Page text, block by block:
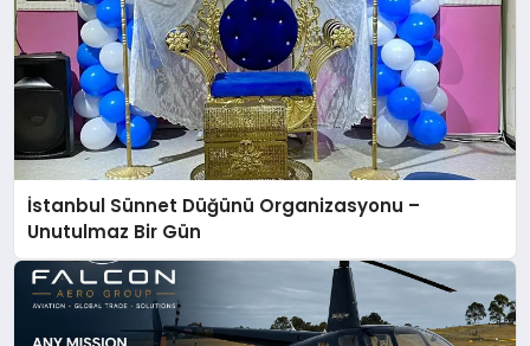
İstanbul Sünnet Düğünü Organizasyonu –
Unutulmaz Bir Gün